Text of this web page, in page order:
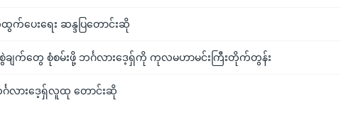
က်ပေးရေး ဆန္ဒပြတောင်းဆို
ချက်တွေ စုံစမ်းဖို့ ဘင်္ဂလားဒေ့ရှ်ကို ကုလမဟာမင်းကြီးတိုက်တွန်း
ဂလားဒေ့ရှ်လူထု တောင်းဆို